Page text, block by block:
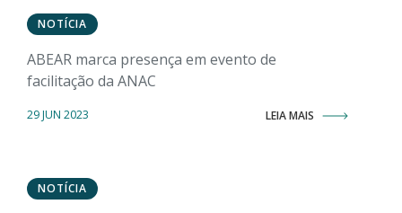
NOTÍCIA
ABEAR marca presença em evento de
facilitação da ANAC
29 JUN 2023 LEIA MAIS
NOTÍCIA